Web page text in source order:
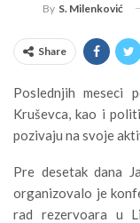
By S. Milenković
Share
Poslednjih meseci
Kruševca, kao i
pozivaju na svoje
Pre desetak dana
organizovalo je
rad rezervoara u